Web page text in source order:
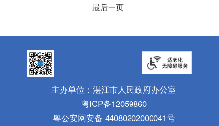
最后一页
主办单位：湛江市人民政府办公室
粤ICP备12059860
粤公安网安备 44080202000041号